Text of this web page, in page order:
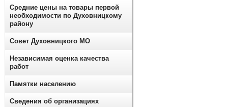
Средние цены на товары первой
необходимости по Духовницкому
району
Совет Духовницкого МО
Независимая оценка качества
работ
Памятки населению
Сведения об организациях